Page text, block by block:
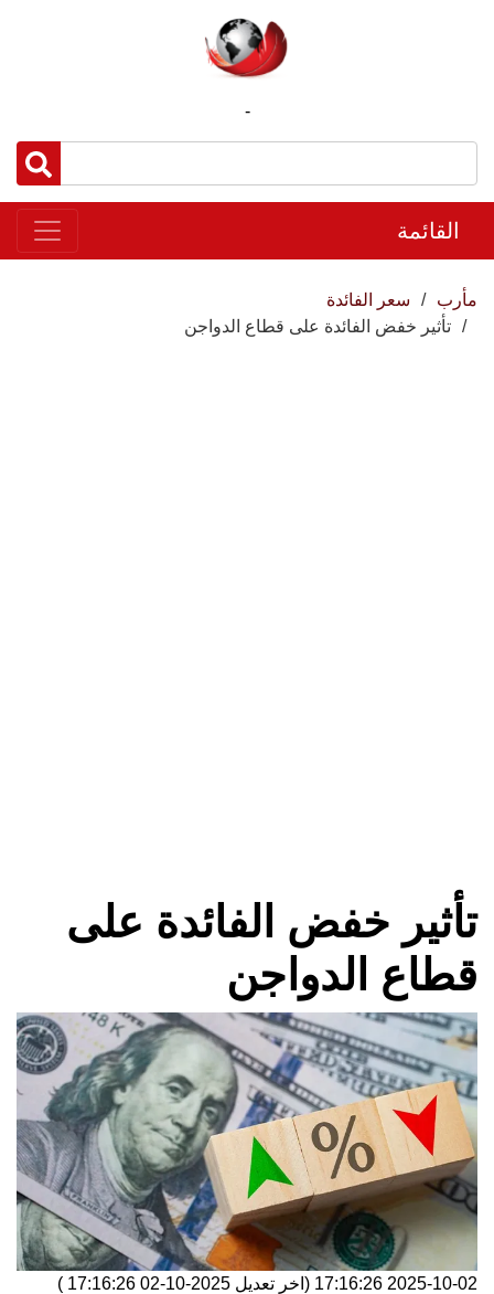
-
القائمة
مأرب
سعر الفائدة
تأثير خفض الفائدة على قطاع الدواجن
تأثير خفض الفائدة على
قطاع الدواجن
2025-10-02 17:16:26 (اخر تعديل 2025-10-02 17:16:26
)